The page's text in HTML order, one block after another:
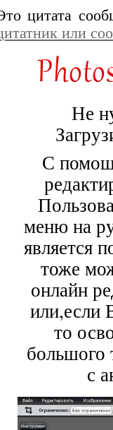
цитата
или
Не
С
меню на
является
тоже
онлайн
или,если
то
большого
с